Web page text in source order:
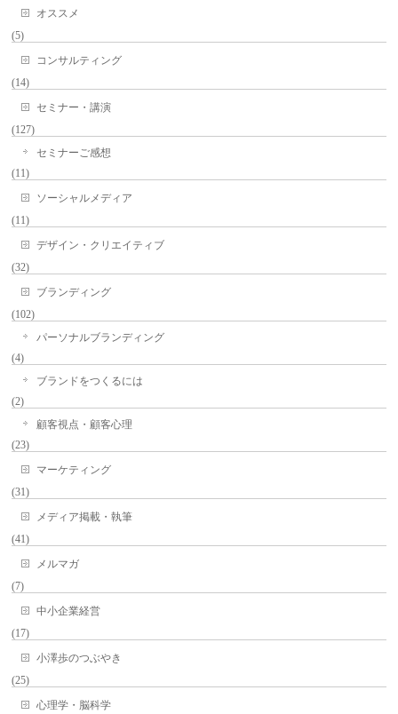
オススメ
(5)
コンサルティング
(14)
セミナー・講演
(127)
セミナーご感想
(11)
ソーシャルメディア
(11)
デザイン・クリエイティブ
(32)
ブランディング
(102)
パーソナルブランディング
(4)
ブランドをつくるには
(2)
顧客視点・顧客心理
(23)
マーケティング
(31)
メディア掲載・執筆
(41)
メルマガ
(7)
中小企業経営
(17)
小澤歩のつぶやき
(25)
心理学・脳科学